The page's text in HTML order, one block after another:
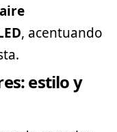
, acentuando
estilo y